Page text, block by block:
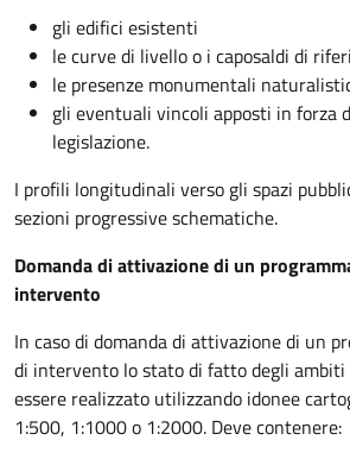
gli edifici esistenti
le curve di livello o i caposaldi di
le presenze monumentali
gli eventuali vincoli apposti in forza
legislazione.
I profili longitudinali verso gli spazi
sezioni progressive schematiche.
Domanda di attivazione di un
intervento
In caso di domanda di attivazione di un
di intervento lo stato di fatto degli
essere realizzato utilizzando idonee
1:500, 1:1000 o 1:2000. Deve contenere: